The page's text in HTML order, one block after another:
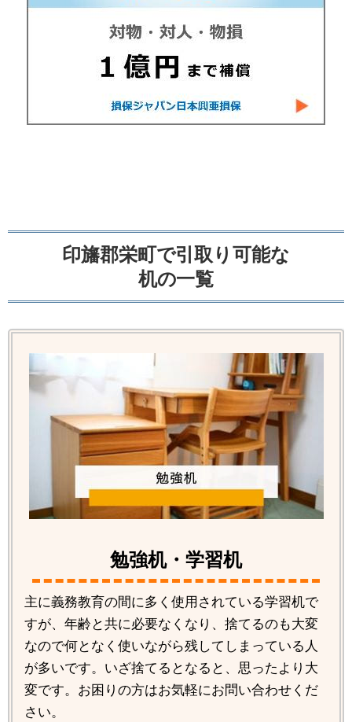
印旛郡栄町で引取り可能な
机の一覧
勉強机・学習机
主に義務教育の間に多く使用されている学習机で
すが、年齢と共に必要なくなり、捨てるのも大変
なので何となく使いながら残してしまっている人
が多いです。いざ捨てるとなると、思ったより大
変です。お困りの方はお気軽にお問い合わせくだ
さい。